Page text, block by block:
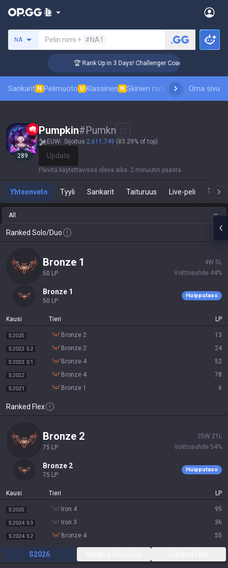
NA Pelin nimi + #NA1
🏆 Rank Up in 3 Days! Challenger Coaching
Sankarit N Pelimuoto U Klassinen N Skinien rankingTulostaulukot
Oma sivu
289
Pumpkin#Pumkn
EUW Sijoitus 2,611,749 (83.29% of top)
Update
Päivitä käytettävissä oleva aika: 2 minuutin päästä
Yhteenveto Tyyli Sankarit Taituruus Live-peli
All
Ranked Solo/Duo
bronze 1
50 LP
4W 5 L
Voittosuhde 44%
bronze 1
50 LP
Huipputaso
Kausi Tieri LP
S2025 bronze 2 13
S2023 S2 bronze 2 24
S2023 S1 bronze 4 52
S2022 bronze 4 78
S2021 bronze 1 6
Ranked Flex
bronze 2
75 LP
25W 21 L
Voittosuhde 54%
bronze 2
75 LP
Huipputaso
Kausi Tieri LP
S2025 iron 4 95
S2024 S3 iron 3 36
S2024 S2 bronze 4 55
S2026